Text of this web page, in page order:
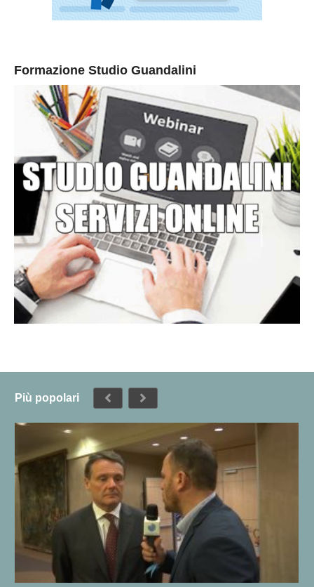
Formazione Studio Guandalini
Più popolari